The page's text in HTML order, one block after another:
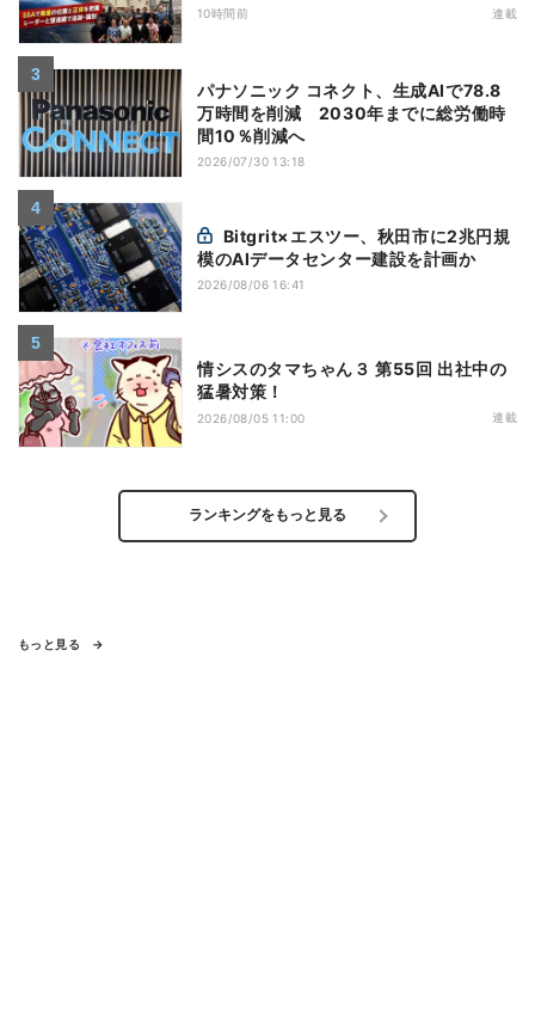
10時間前 連載
パナソニック コネクト、生成AIで78.8
万時間を削減 2030年までに総労働時
間10％削減へ
2026/07/30 13:18
模のAIデータセンター建設を計画か
2026/08/06 16:41
情シスのタマちゃん３ 第55回 出社中の
猛暑対策！
2026/08/05 11:00 連載
ランキングをもっと見る
もっと見る